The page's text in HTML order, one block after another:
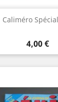
Caliméro
Prix
4,00 €